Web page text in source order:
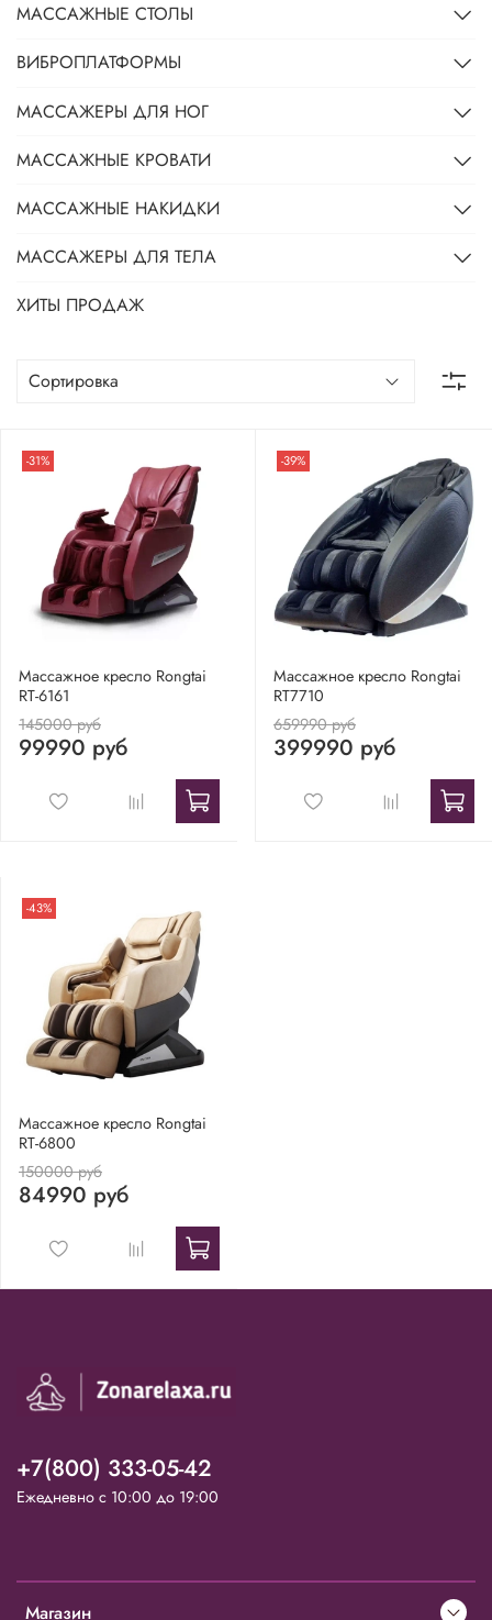
-31%
Массажное кресло Rongtai
RT-6161
145000 руб
99990 руб
-39%
Массажное кресло Rongtai
RT7710
659990 руб
399990 руб
-43%
Массажное кресло Rongtai
RT-6800
150000 руб
84990 руб
МАССАЖНЫЕ СТОЛЫ
ВИБРОПЛАТФОРМЫ
МАССАЖЕРЫ ДЛЯ НОГ
МАССАЖНЫЕ КРОВАТИ
МАССАЖНЫЕ НАКИДКИ
МАССАЖЕРЫ ДЛЯ ТЕЛА
ХИТЫ ПРОДАЖ
Магазин
+7(800) 333-05-42
Ежедневно с 10:00 до 19:00